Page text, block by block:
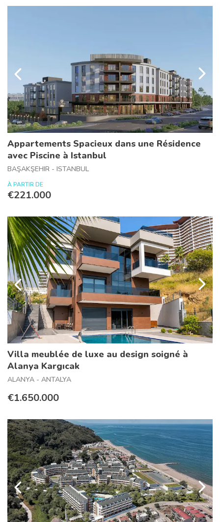
Appartements Spacieux dans une Résidence
avec Piscine à Istanbul
BAŞAKŞEHIR - ISTANBUL
À PARTIR DE
€221.000
Villa meublée de luxe au design soigné à
Alanya Kargıcak
ALANYA - ANTALYA
€1.650.000